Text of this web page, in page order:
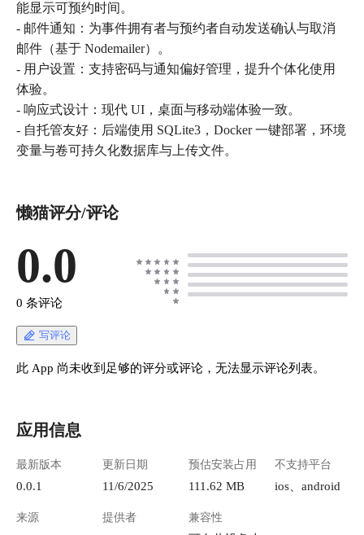
能显示可预约时间。
- 邮件通知：为事件拥有者与预约者自动发送确认与取消
邮件（基于 Nodemailer）。
- 用户设置：支持密码与通知偏好管理，提升个体化使用
体验。
- 响应式设计：现代 UI，桌面与移动端体验一致。
- 自托管友好：后端使用 SQLite3，Docker 一键部署，环境
变量与卷可持久化数据库与上传文件。
懒猫评分/评论
0.0
0 条评论
写评论
此 App 尚未收到足够的评分或评论，无法显示评论列表。
应用信息
最新版本
0.0.1
更新日期
11/6/2025
预估安装占用
111.62 MB
不支持平台
ios、android
来源 提供者 兼容性